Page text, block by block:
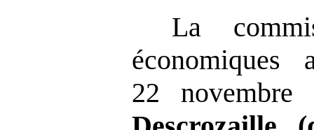
La
22 novembre